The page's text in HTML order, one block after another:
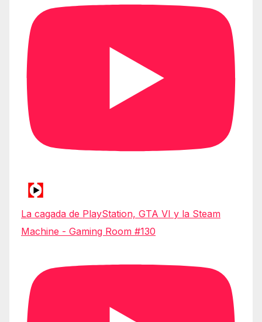
La cagada de PlayStation, GTA VI y la Steam
Machine - Gaming Room #130